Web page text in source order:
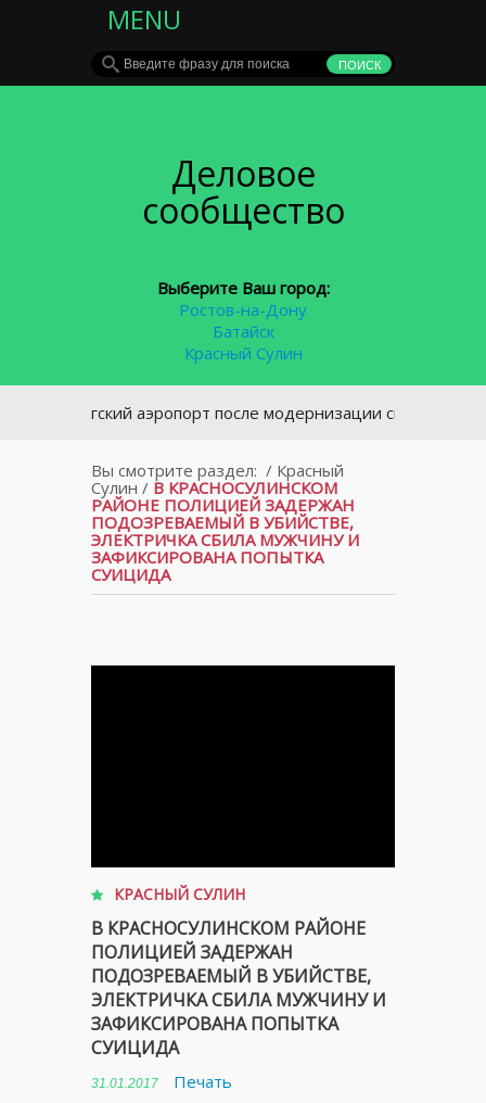
MENU
Деловое
сообщество
Выберите Ваш город:
Ростов-на-Дону
Батайск
Красный Сулин
аэропорт после модернизации снова будет
Вы смотрите раздел: / Красный
Сулин / В КРАСНОСУЛИНСКОМ
РАЙОНЕ ПОЛИЦИЕЙ ЗАДЕРЖАН
ПОДОЗРЕВАЕМЫЙ В УБИЙСТВЕ,
ЭЛЕКТРИЧКА СБИЛА МУЖЧИНУ И
ЗАФИКСИРОВАНА ПОПЫТКА
СУИЦИДА
КРАСНЫЙ СУЛИН
В КРАСНОСУЛИНСКОМ РАЙОНЕ
ПОЛИЦИЕЙ ЗАДЕРЖАН
ПОДОЗРЕВАЕМЫЙ В УБИЙСТВЕ,
ЭЛЕКТРИЧКА СБИЛА МУЖЧИНУ И
ЗАФИКСИРОВАНА ПОПЫТКА
СУИЦИДА
31.01.2017
Печать